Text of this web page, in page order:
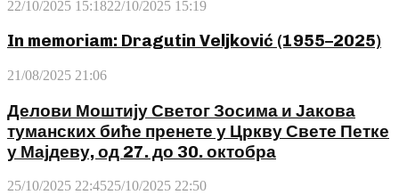
22/10/2025 15:1822/10/2025 15:19
In memoriam: Dragutin Veljković (1955–2025)
21/08/2025 21:06
Делови Моштију Светог Зосима и Јакова
туманских биће пренете у Цркву Свете Петке
у Мајдеву, од 27. до 30. октобра
25/10/2025 22:4525/10/2025 22:50